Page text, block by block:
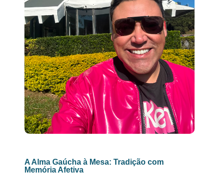
A Alma Gaúcha à Mesa: Tradição com
Memória Afetiva